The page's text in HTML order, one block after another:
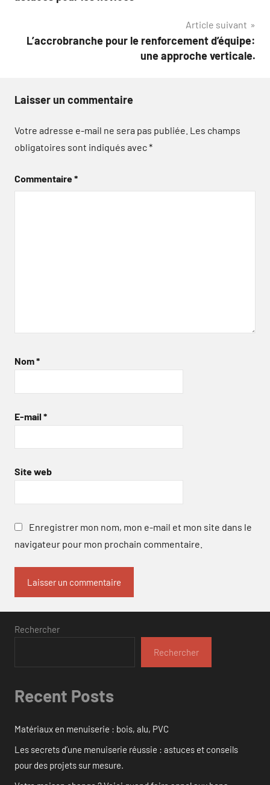
Article suivant
L’accrobranche pour le renforcement d’équipe:
une approche verticale.
Laisser un commentaire
Votre adresse e-mail ne sera pas publiée. Les champs
obligatoires sont indiqués avec*
Commentaire*
Nom*
E-mail *
Site web
Enregistrer mon nom, mon e-mail et mon site dans le
navigateur pour mon prochain commentaire.
Rechercher
Rechercher
Recent Posts
Matériaux en menuiserie : bois, alu, PVC
Les secrets d’une menuiserie réussie : astuces et conseils
pour des projets sur mesure.